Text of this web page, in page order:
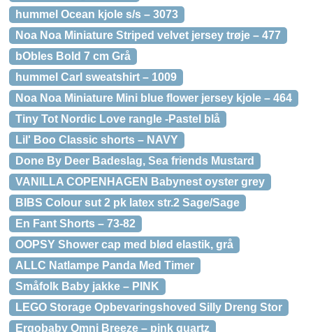
hummel Ocean kjole s/s – 3073
Noa Noa Miniature Striped velvet jersey trøje – 477
bObles Bold 7 cm Grå
hummel Carl sweatshirt – 1009
Noa Noa Miniature Mini blue flower jersey kjole – 464
Tiny Tot Nordic Love rangle -Pastel blå
Lil' Boo Classic shorts – NAVY
Done By Deer Badeslag, Sea friends Mustard
VANILLA COPENHAGEN Babynest oyster grey
BIBS Colour sut 2 pk latex str.2 Sage/Sage
En Fant Shorts – 73-82
OOPSY Shower cap med blød elastik, grå
ALLC Natlampe Panda Med Timer
Småfolk Baby jakke – PINK
LEGO Storage Opbevaringshoved Silly Dreng Stor
Ergobaby Omni Breeze – pink quartz